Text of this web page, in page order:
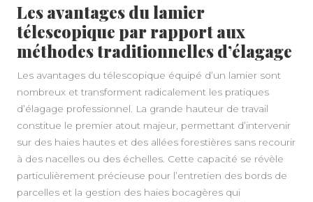
Les avantages du lamier
télescopique par rapport aux
méthodes traditionnelles d’élagage
Les avantages du télescopique équipé d’un lamier sont
nombreux et transforment radicalement les pratiques
d’élagage professionnel. La grande hauteur de travail
constitue le premier atout majeur, permettant d’intervenir
sur des haies hautes et des allées forestières sans recourir
à des nacelles ou des échelles. Cette capacité se révèle
particulièrement précieuse pour l’entretien des bords de
parcelles et la gestion des haies bocagères qui